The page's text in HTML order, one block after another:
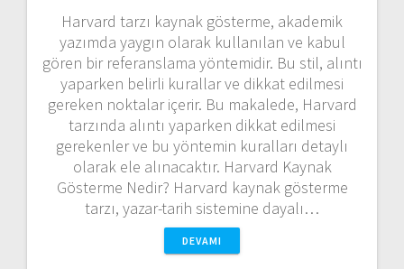
Harvard tarzı kaynak gösterme, akademik
yazımda yaygın olarak kullanılan ve kabul
gören bir referanslama yöntemidir. Bu stil, alıntı
yaparken belirli kurallar ve dikkat edilmesi
gereken noktalar içerir. Bu makalede, Harvard
tarzında alıntı yaparken dikkat edilmesi
gerekenler ve bu yöntemin kuralları detaylı
olarak ele alınacaktır. Harvard Kaynak
Gösterme Nedir? Harvard kaynak gösterme
tarzı, yazar-tarih sistemine dayalı…
DEVAMI